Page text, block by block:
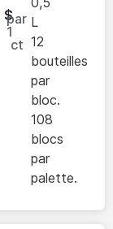
$
par
1
ct
L
12
bouteilles
par
bloc.
108
blocs
par
palette.